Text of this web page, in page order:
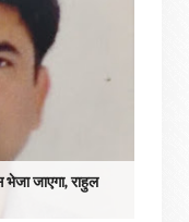
जाएगा, राहुल